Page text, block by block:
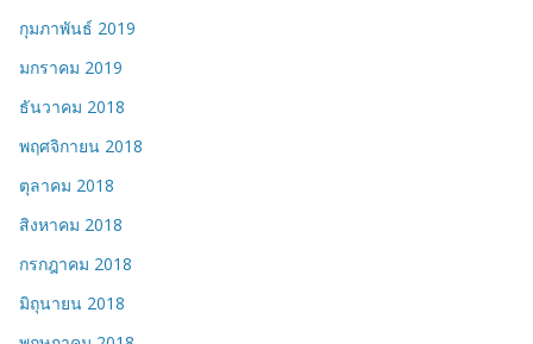
กุมภาพันธ์ 2019
มกราคม 2019
ธันวาคม 2018
พฤศจิกายน 2018
ตุลาคม 2018
สิงหาคม 2018
กรกฎาคม 2018
มิถุนายน 2018